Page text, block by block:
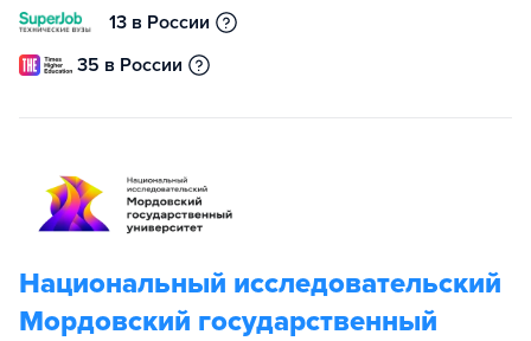
13 в России
35 в России
Национальный исследовательский
Мордовский государственный